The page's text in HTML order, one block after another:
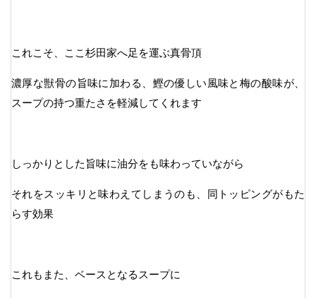
これこそ、ここ杉田家へ足を運ぶ真骨頂
濃厚な獣骨の旨味に加わる、鰹の優しい風味と梅の酸味が、
スープの持つ重たさを軽減してくれます
しっかりとした旨味に油分をも味わっていながら
それをスッキリと味わえてしまうのも、同トッピングがもた
らす効果
これもまた、ベースとなるスープに